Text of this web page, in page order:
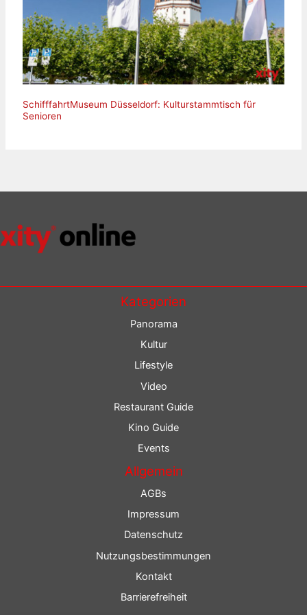
SchifffahrtMuseum Düsseldorf: Kulturstammtisch für
Senioren
Kategorien
Panorama
Kultur
Lifestyle
Video
Restaurant Guide
Kino Guide
Events
Allgemein
AGBs
Impressum
Datenschutz
Nutzungsbestimmungen
Kontakt
Barrierefreiheit